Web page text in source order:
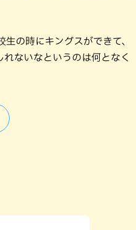
の時にキングスができて、
ないなというのは何となく